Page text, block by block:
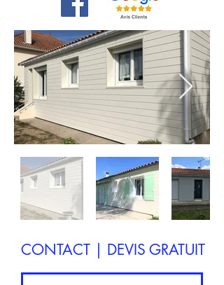
CONTACT | DEVIS GRATUIT